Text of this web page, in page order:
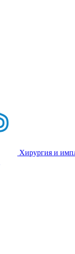
Хирургия и